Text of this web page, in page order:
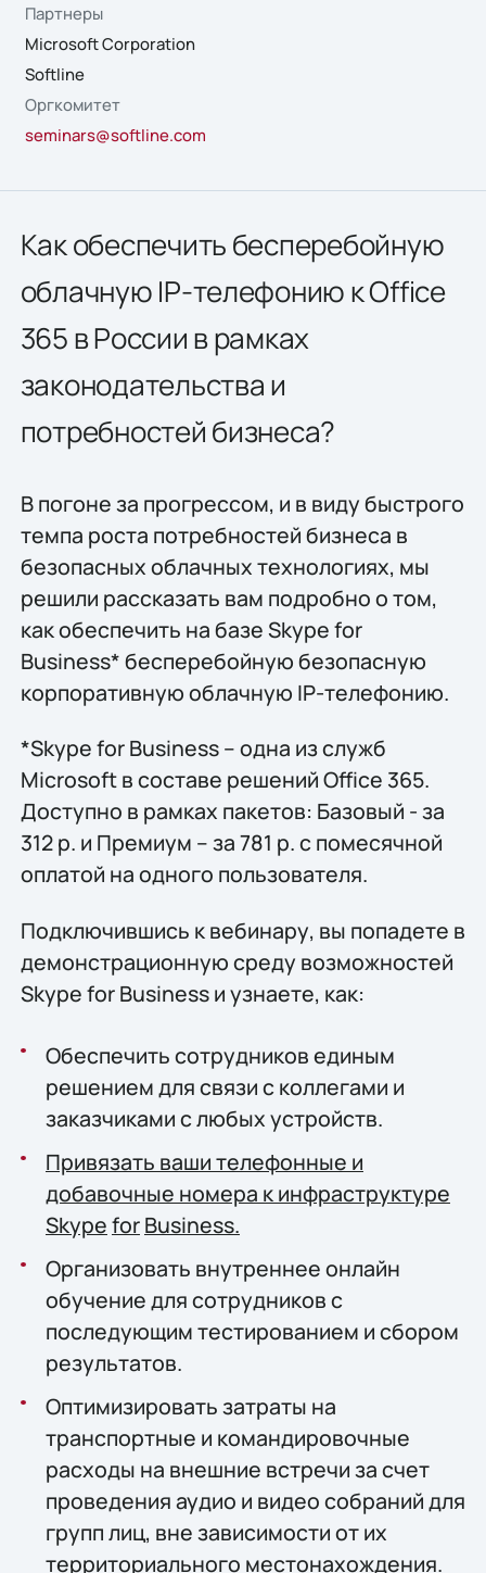
Партнеры
Microsoft Corporation
Softline
Оргкомитет
seminars@softline.com
Как обеспечить бесперебойную
облачную IP-телефонию к Office
365 в России в рамках
законодательства и
потребностей бизнеса?
В погоне за прогрессом, и в виду быстрого
темпа роста потребностей бизнеса в
безопасных облачных технологиях, мы
решили рассказать вам подробно о том,
как обеспечить на базе Skype for
Business* бесперебойную безопасную
корпоративную облачную IP-телефонию.
*Skype for Business – одна из служб
Microsoft в составе решений Office 365.
Доступно в рамках пакетов: Базовый - за
312 р. и Премиум – за 781 р. с помесячной
оплатой на одного пользователя.
Подключившись к вебинару, вы попадете в
демонстрационную среду возможностей
Skype for Business и узнаете, как:
Обеспечить сотрудников единым
решением для связи с коллегами и
заказчиками с любых устройств.
Привязать ваши телефонные и
добавочные номера к инфраструктуре
SkypeforBusiness.
Организовать внутреннее онлайн
обучение для сотрудников с
последующим тестированием и сбором
результатов.
Оптимизировать затраты на
транспортные и командировочные
расходы на внешние встречи за счет
проведения аудио и видео собраний для
групп лиц, вне зависимости от их
территориального местонахождения.